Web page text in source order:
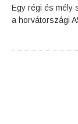
Egy régi és mély
a horvátországi